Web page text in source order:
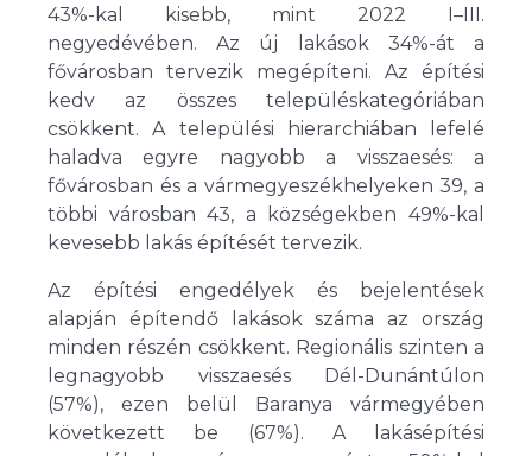
43%-kal kisebb, mint 2022 I–III.
negyedévében. Az új lakások 34%-át a
fővárosban tervezik megépíteni. Az építési
kedv az összes településkategóriában
csökkent. A települési hierarchiában lefelé
haladva egyre nagyobb a visszaesés: a
fővárosban és a vármegyeszékhelyeken 39, a
többi városban 43, a községekben 49%-kal
kevesebb lakás építését tervezik.
Az építési engedélyek és bejelentések
alapján építendő lakások száma az ország
minden részén csökkent. Regionális szinten a
legnagyobb visszaesés Dél-Dunántúlon
(57%), ezen belül Baranya vármegyében
következett be (67%). A lakásépítési